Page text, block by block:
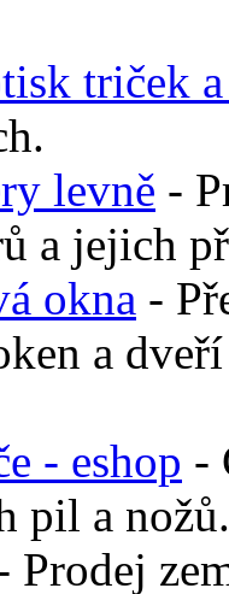
triček
levně -
a jejich
okna -
a
- eshop -
pil a
Prodej